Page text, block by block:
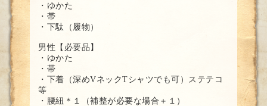
・ゆかた
・帯
・下駄（履物）
男性【必要品】
・ゆかた
・帯
・下着（深めVネックTシャツでも可）ステテコ
等
・腰紐＊１（補整が必要な場合＋１）